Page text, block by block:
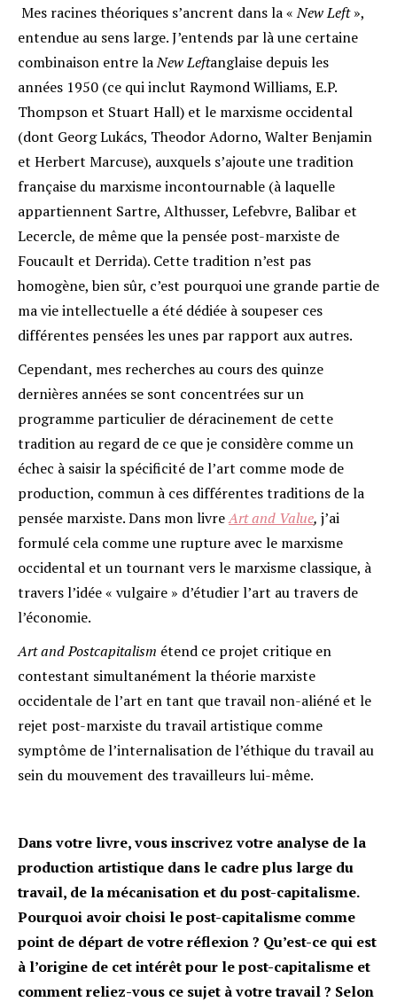
Mes racines théoriques s’ancrent dans la «New Left»,
entendue au sens large. J’entends par là une certaine
combinaison entre laNew Leftanglaise depuis les
années 1950 (ce qui inclut Raymond Williams, E.P.
Thompson et Stuart Hall) et le marxisme occidental
(dont Georg Lukács, Theodor Adorno, Walter Benjamin
et Herbert Marcuse), auxquels s’ajoute une tradition
française du marxisme incontournable (à laquelle
appartiennent Sartre, Althusser, Lefebvre, Balibar et
Lecercle, de même que la pensée post-marxiste de
Foucault et Derrida). Cette tradition n’est pas
homogène, bien sûr, c’est pourquoi une grande partie de
ma vie intellectuelle a été dédiée à soupeser ces
différentes pensées les unes par rapport aux autres.
Cependant, mes recherches au cours des quinze
dernières années se sont concentrées sur un
programme particulier de déracinement de cette
tradition au regard de ce que je considère comme un
échec à saisir la spécificité de l’art comme mode de
production, commun à ces différentes traditions de la
pensée marxiste. Dans mon livreArt and Value, j’ai
formulé cela comme une rupture avec le marxisme
occidental et un tournant vers le marxisme classique, à
travers l’idée « vulgaire » d’étudier l’art au travers de
l’économie.
Art and Postcapitalism étend ce projet critique en
contestant simultanément la théorie marxiste
occidentale de l’art en tant que travail non-aliéné et le
rejet post-marxiste du travail artistique comme
symptôme de l’internalisation de l’éthique du travail au
sein du mouvement des travailleurs lui-même.
Dans votre livre, vous inscrivez votre analyse de la
production artistique dans le cadre plus large du
travail, de la mécanisation et du post-capitalisme.
Pourquoi avoir choisi le post-capitalisme comme
point de départ de votre réflexion ? Qu’est-ce qui est
à l’origine de cet intérêt pour le post-capitalisme et
comment reliez-vous ce sujet à votre travail ? Selon